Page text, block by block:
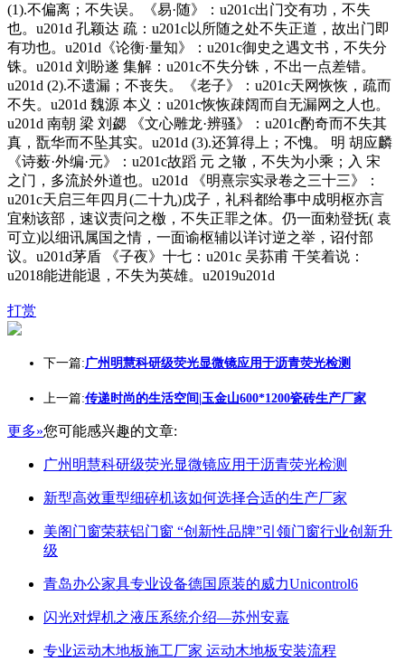
(1).不偏离；不失误。《易·随》：u201c出门交有功，不失
也。u201d 孔颖达 疏：u201c以所随之处不失正道，故出门即
有功也。u201d《论衡·量知》：u201c御史之遇文书，不失分
铢。u201d 刘盼遂 集解：u201c不失分铢，不出一点差错。
u201d (2).不遗漏；不丧失。《老子》：u201c天网恢恢，疏而
不失。u201d 魏源 本义：u201c恢恢疎阔而自无漏网之人也。
u201d 南朝 梁 刘勰 《文心雕龙·辨骚》：u201c酌奇而不失其
真，翫华而不坠其实。u201d (3).还算得上；不愧。 明 胡应麟
《诗薮·外编·元》：u201c故蹈 元 之辙，不失为小乘；入 宋
之门，多流於外道也。u201d 《明熹宗实录卷之三十三》：
u201c天启三年四月(二十九)戊子，礼科都给事中成明枢亦言
宜勑该部，速议责问之檄，不失正罪之体。仍一面勑登抚( 袁
可立)以细讯属国之情，一面谕枢辅以详讨逆之举，诏付部
议。u201d茅盾 《子夜》十七：u201c 吴荪甫 干笑着说：
u2018能进能退，不失为英雄。u2019u201d
打赏
下一篇:广州明慧科研级荧光显微镜应用于沥青荧光检测
上一篇:传递时尚的生活空间|玉金山600*1200瓷砖生产厂家
更多»您可能感兴趣的文章:
广州明慧科研级荧光显微镜应用于沥青荧光检测
新型高效重型细碎机该如何选择合适的生产厂家
美阁门窗荣获铝门窗 “创新性品牌”引领门窗行业创新升
级
青岛办公家具专业设备德国原装的威力Unicontrol6
闪光对焊机之液压系统介绍—苏州安嘉
专业运动木地板施工厂家 运动木地板安装流程